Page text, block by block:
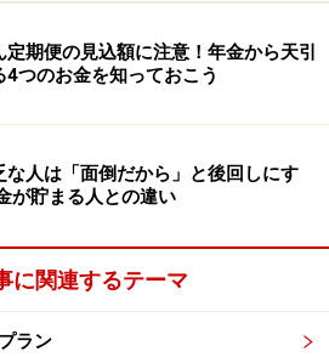
借り換えをしてもいい目安です。
熱費、通信費などの見直しもしま
て、最低でも2～3カ月分の支出
。そしてムダな支出が見つかっ
さい。
定期便の見込額に注意！年金から天引
4つのお金を知っておこう
な人は「面倒だから」と後回しにす
が貯まる人との違い
に関連するテーマ
ラン